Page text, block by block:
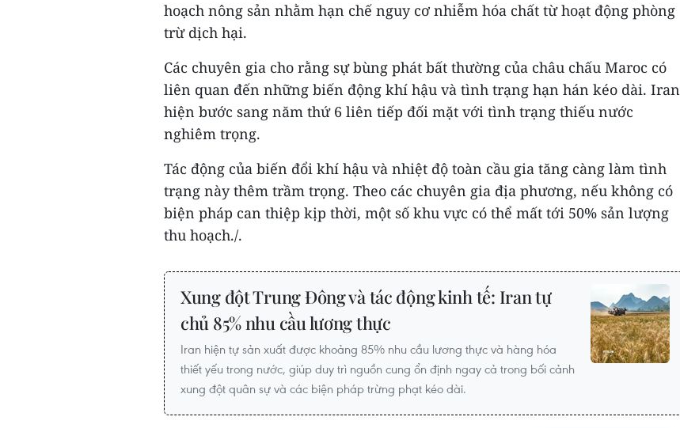
hoạch nông sản nhằm hạn chế nguy cơ nhiễm hóa chất từ hoạt động phòng
trừ dịch hại.
Các chuyên gia cho rằng sự bùng phát bất thường của châu chấu Maroc có
liên quan đến những biến động khí hậu và tình trạng hạn hán kéo dài. Iran
hiện bước sang năm thứ 6 liên tiếp đối mặt với tình trạng thiếu nước
nghiêm trọng.
Tác động của biến đổi khí hậu và nhiệt độ toàn cầu gia tăng càng làm tình
trạng này thêm trầm trọng. Theo các chuyên gia địa phương, nếu không có
biện pháp can thiệp kịp thời, một số khu vực có thể mất tới 50% sản lượng
thu hoạch./.
Xung đột Trung Đông và tác động kinh tế: Iran tự
chủ 85% nhu cầu lương thực
Iran hiện tự sản xuất được khoảng 85% nhu cầu lương thực và hàng hóa
thiết yếu trong nước, giúp duy trì nguồn cung ổn định ngay cả trong bối cảnh
xung đột quân sự và các biện pháp trừng phạt kéo dài.